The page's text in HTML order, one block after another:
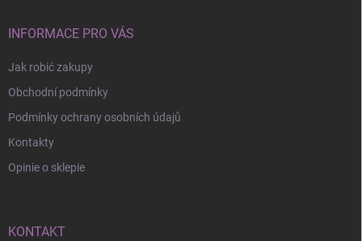
INFORMACE PRO VÁS
Jak robić zakupy
Obchodní podmínky
Podmínky ochrany osobních údajů
Kontakty
Opinie o sklepie
KONTAKT